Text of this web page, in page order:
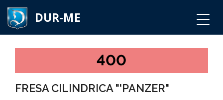
DUR-ME
400
FRESA CILINDRICA "'PANZER"